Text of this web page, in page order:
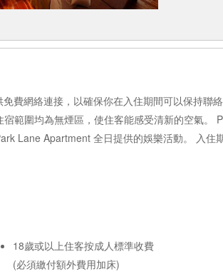
費網絡連接，以確保你在入住期間可以保持聯
範圍均為無煙區，使住客能感受清新的空氣。
Lane Apartment 全日提供的娛樂活動。 入住
18歲或以上住客按成人標準收費
(必須繳付額外費用加床)